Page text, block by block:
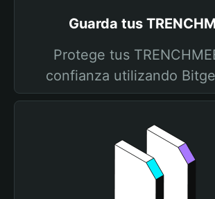
Guarda tus
Protege tus
confianza utilizando